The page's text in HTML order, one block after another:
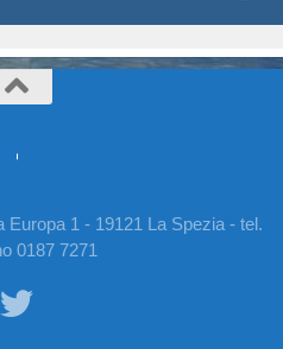
1 - 19121 La Spezia - tel.
0187 7271